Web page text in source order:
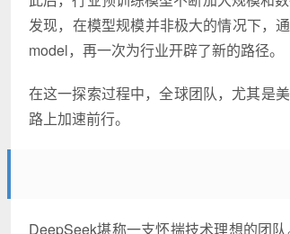
发现，在模型规模并非极大的情况下，
model，再一次为行业开辟了新的路径。
在这一探索过程中，全球团队，尤其是
路上加速前行。
DeepSeek堪称一支怀揣技术理想的团队